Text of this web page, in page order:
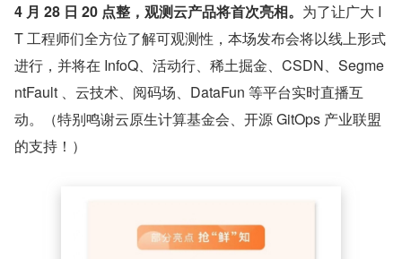
4 月 28 日 20 点整，观测云产品将首次亮相。 为了让广大 I
T 工程师们全方位了解可观测性，本场发布会将以线上形式
进行，并将在 InfoQ、活动行、稀土掘金、CSDN、Segme
ntFault 、云技术、阅码场、DataFun 等平台实时直播互
动。（特别鸣谢云原生计算基金会、开源 GitOps 产业联盟
的支持！）